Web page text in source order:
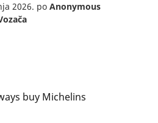
2026. po Anonymous
buy Michelins